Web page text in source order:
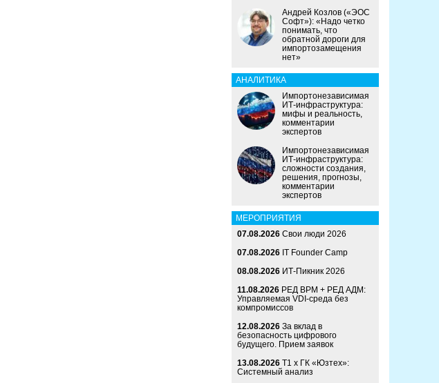
Андрей Козлов («ЭОС
Софт»): «Надо четко
понимать, что
обратной дороги для
импортозамещения
нет»
АНАЛИТИКА
Импортонезависимая
ИТ-инфраструктура:
мифы и реальность,
комментарии
экспертов
Импортонезависимая
ИТ-инфраструктура:
сложности создания,
решения, прогнозы,
комментарии
экспертов
МЕРОПРИЯТИЯ
07.08.2026 Свои люди 2026
07.08.2026 IT Founder Camp
08.08.2026 ИТ-Пикник 2026
11.08.2026 РЕД ВРМ + РЕД АДМ:
Управляемая VDI-среда без
компромиссов
12.08.2026 За вклад в
безопасность цифрового
будущего. Прием заявок
13.08.2026 Т1 x ГК «Юзтех»:
Системный анализ